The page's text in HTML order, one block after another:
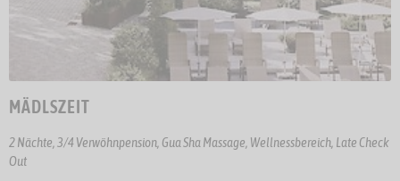
MÄDLSZEIT
2 Nächte, 3/4 Verwöhnpension, Gua Sha Massage, Wellnessbereich, Late Check
Out